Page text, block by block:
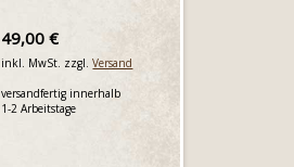
49,00 €
inkl. MwSt. zzgl.Versand
versandfertig innerhalb
1-2 Arbeitstage